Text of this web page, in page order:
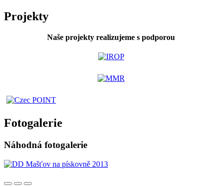
Projekty
Naše projekty realizujeme s podporou
Fotogalerie
Náhodná fotogalerie